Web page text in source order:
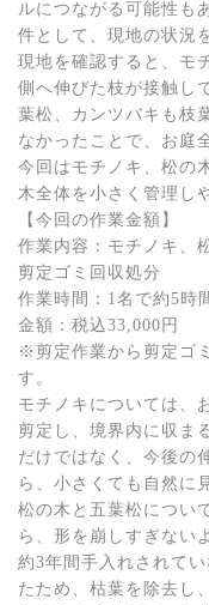
ルにつながる可能性も
件として、現地の状況
現地を確認すると、モ
側へ伸びた枝が接触し
葉松、カンツバキも枝
なかったことで、お庭
今回はモチノキ、松の
木全体を小さく管理し
【今回の作業金額】
作業内容：モチノキ、
剪定ゴミ回収処分
作業時間：1名で約5時
金額：税込33,000円
※剪定作業から剪定ゴ
す。
モチノキについては、
剪定し、境界内に収ま
だけではなく、今後の
ら、小さくても自然に
松の木と五葉松につい
ら、形を崩しすぎない
約3年間手入れされて
たため、枯葉を除去し